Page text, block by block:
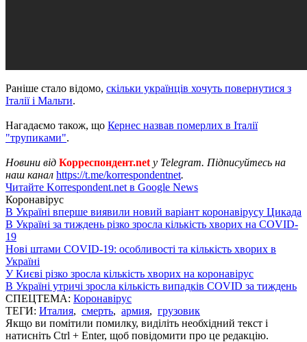
Раніше стало відомо, скільки українців хочуть повернутися з
Італії і Мальти.
Нагадаємо також, що Кернес назвав померлих в Італії
"трупиками".
Новини від Корреспондент.net у Telegram. Підписуйтесь на
наш канал https://t.me/korrespondentnet.
Читайте Korrespondent.net в Google News
Коронавірус
В Україні вперше виявили новий варіант коронавірусу Цикада
В Україні за тиждень різко зросла кількість хворих на COVID-
19
Нові штами COVID-19: особливості та кількість хворих в
Україні
У Києві різко зросла кількість хворих на коронавірус
В Україні утричі зросла кількість випадків COVID за тиждень
СПЕЦТЕМА: Коронавірус
ТЕГИ: Италия, смерть, армия, грузовик
Якщо ви помітили помилку, виділіть необхідний текст і
натисніть Ctrl + Enter, щоб повідомити про це редакцію.